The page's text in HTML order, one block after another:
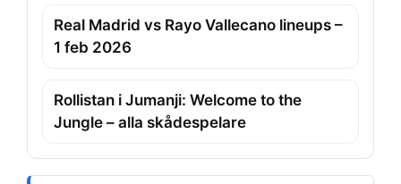
Real Madrid vs Rayo Vallecano lineups –
1 feb 2026
Rollistan i Jumanji: Welcome to the
Jungle – alla skådespelare